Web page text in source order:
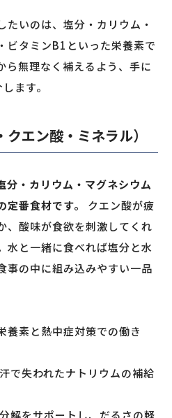
たいのは、塩分・カリウム・
ビタミンB1といった栄養素で
ら無理なく補えるよう、手に
ます。
エン酸・ミネラル）
分・カリウム・マグネシウム
番食材です。
クエン酸が疲
、酸味が食欲を刺激してくれ
水と一緒に食べれば塩分と水
事の中に組み込みやすい一品
素と熱中症対策での働き
で失われたナトリウムの補給
解をサポートし、だるさの軽